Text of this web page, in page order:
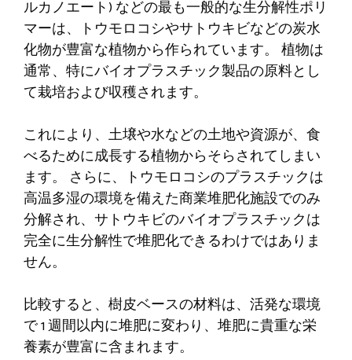
ルカノエート) などの最も一般的な生分解性ポリ
マーは、トウモロコシやサトウキビなどの炭水
化物が豊富な植物から作られています。 植物は
通常、特にバイオプラスチック製品の原料とし
て栽培および収穫されます。
これにより、土壌や水などの土地や資源が、食
べるために成長する植物からそらされてしまい
ます。 さらに、トウモロコシのプラスチックは
高温多湿の環境を備えた商業堆肥化施設でのみ
分解され、サトウキビのバイオプラスチックは
完全に生分解性で堆肥化できるわけではありま
せん。
比較すると、樹皮ベースの材料は、活発な環境
で 1 週間以内に堆肥に変わり、堆肥に貴重な栄
養素が豊富に含まれます。